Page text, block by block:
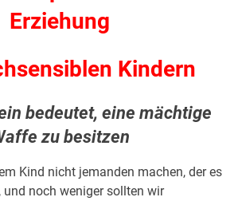
Erziehung
Kindern
bedeutet, eine mächtige
zu besitzen
Kind nicht jemanden machen, der es
noch weniger sollten wir